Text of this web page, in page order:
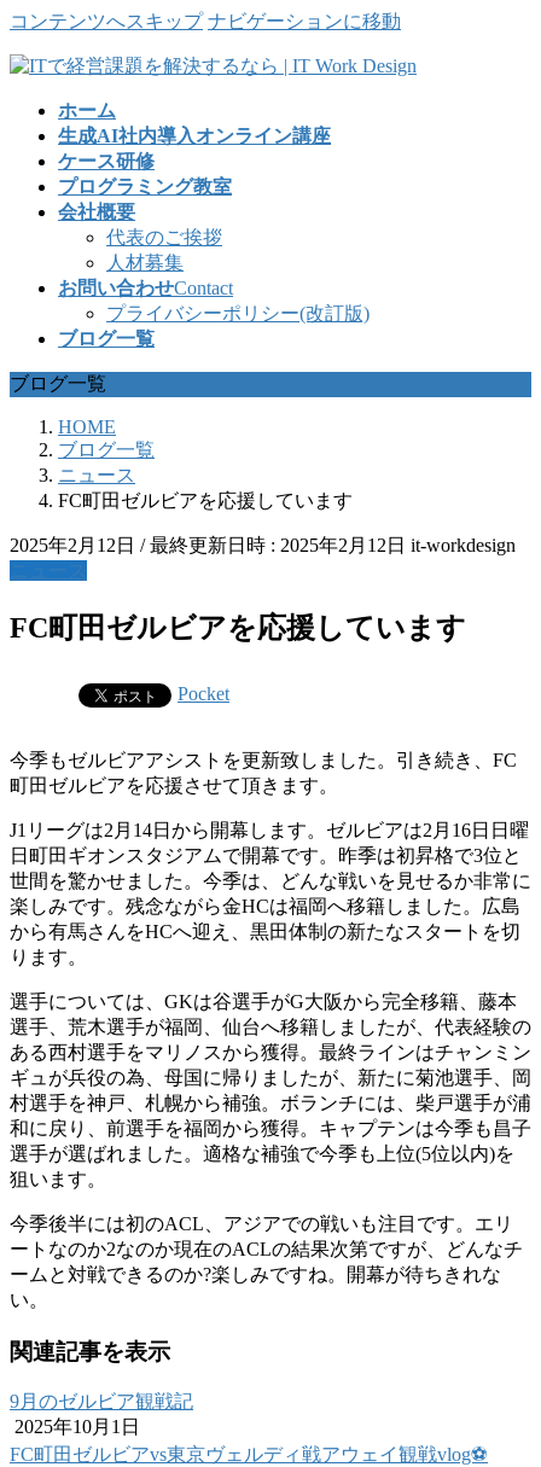
コンテンツへスキップ ナビゲーションに移動
ホーム
生成AI社内導入オンライン講座
ケース研修
プログラミング教室
会社概要
代表のご挨拶
人材募集
お問い合わせContact
プライバシーポリシー(改訂版)
ブログ一覧
ブログ一覧
HOME
ブログ一覧
ニュース
FC町田ゼルビアを応援しています
2025年2月12日 / 最終更新日時 : 2025年2月12日 it-workdesign
FC町田ゼルビアを応援しています
Pocket
今季もゼルビアアシストを更新致しました。引き続き、FC
町田ゼルビアを応援させて頂きます。
J1リーグは2月14日から開幕します。ゼルビアは2月16日日曜
日町田ギオンスタジアムで開幕です。昨季は初昇格で3位と
世間を驚かせました。今季は、どんな戦いを見せるか非常に
楽しみです。残念ながら金HCは福岡へ移籍しました。広島
から有馬さんをHCへ迎え、黒田体制の新たなスタートを切
ります。
選手については、GKは谷選手がG大阪から完全移籍、藤本
選手、荒木選手が福岡、仙台へ移籍しましたが、代表経験の
ある西村選手をマリノスから獲得。最終ラインはチャンミン
ギュが兵役の為、母国に帰りましたが、新たに菊池選手、岡
村選手を神戸、札幌から補強。ボランチには、柴戸選手が浦
和に戻り、前選手を福岡から獲得。キャプテンは今季も昌子
選手が選ばれました。適格な補強で今季も上位(5位以内)を
狙います。
今季後半には初のACL、アジアでの戦いも注目です。エリ
ートなのか2なのか現在のACLの結果次第ですが、どんなチ
ームと対戦できるのか?楽しみですね。開幕が待ちきれな
い。
関連記事を表示
9月のゼルビア観戦記
2025年10月1日
FC町田ゼルビアvs東京ヴェルディ戦アウェイ観戦vlog⚽️